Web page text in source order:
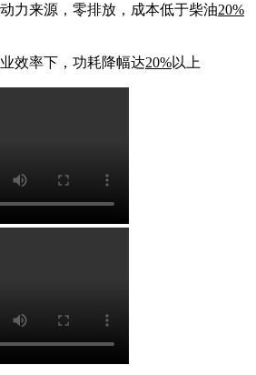
力来源，零排放，成本低于柴油20%
业效率下，功耗降幅达20%以上